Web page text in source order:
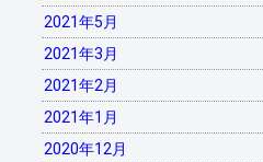
2021年5月
2021年3月
2021年2月
2021年1月
2020年12月